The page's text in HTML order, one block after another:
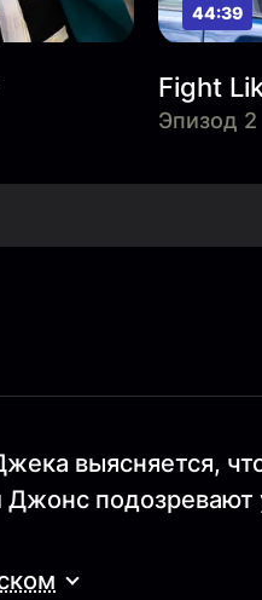
44:39
Fight
Эпизод 2
выясняется,
подозревают